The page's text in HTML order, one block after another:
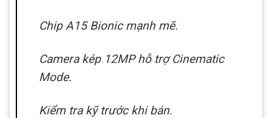
Chip A15 Bionic mạnh mẽ.
Camera kép 12MP hỗ trợ Cinematic
Mode.
Kiểm tra kỹ trước khi bán.